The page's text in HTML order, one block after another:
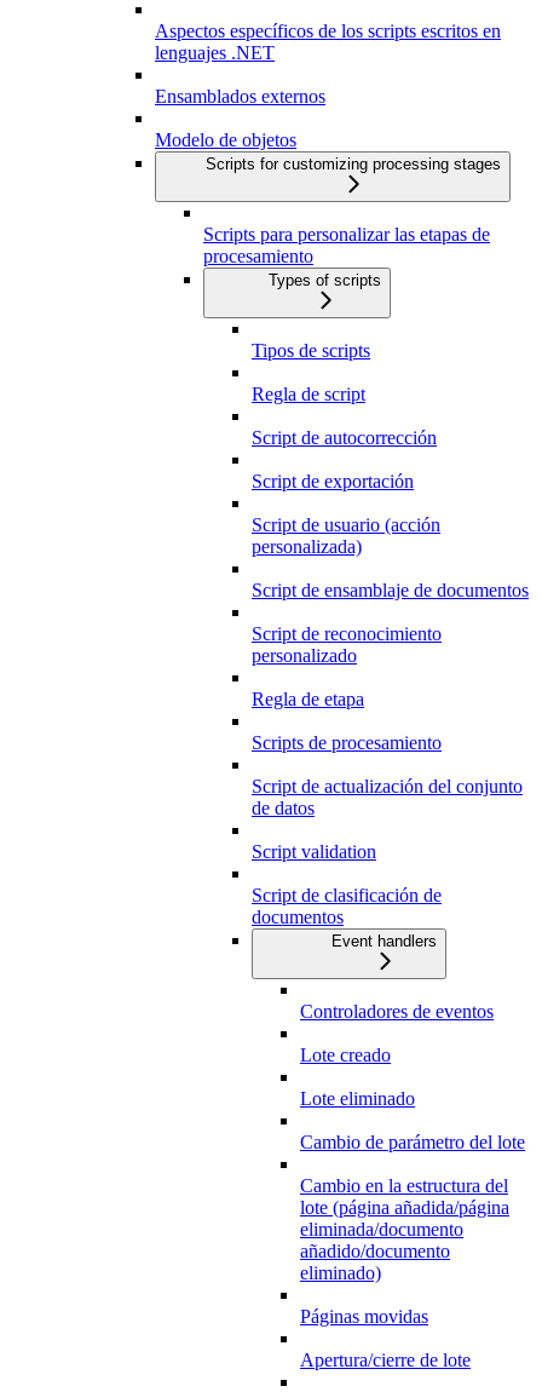
Aspectos específicos de los scripts escritos en
lenguajes .NET
Ensamblados externos
Modelo de objetos
Scripts for customizing processing stages
Scripts para personalizar las etapas de
procesamiento
Types of scripts
Tipos de scripts
Regla de script
Script de autocorrección
Script de exportación
Script de usuario (acción
personalizada)
Script de ensamblaje de documentos
Script de reconocimiento
personalizado
Regla de etapa
Scripts de procesamiento
Script de actualización del conjunto
de datos
Script validation
Script de clasificación de
documentos
Event handlers
Controladores de eventos
Lote creado
Lote eliminado
Cambio de parámetro del lote
Cambio en la estructura del
lote (página añadida/página
eliminada/documento
añadido/documento
eliminado)
Páginas movidas
Apertura/cierre de lote